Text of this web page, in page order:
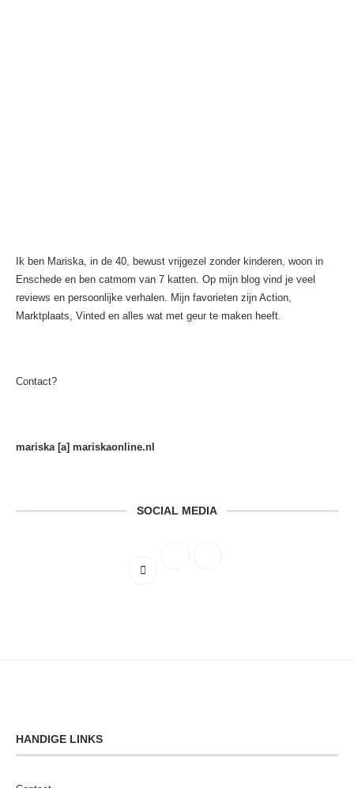
Ik ben Mariska, in de 40, bewust vrijgezel zonder kinderen, woon in
Enschede en ben catmom van 7 katten. Op mijn blog vind je veel
reviews en persoonlijke verhalen. Mijn favorieten zijn Action,
Marktplaats, Vinted en alles wat met geur te maken heeft.
Contact?
mariska [a] mariskaonline.nl
SOCIAL MEDIA
HANDIGE LINKS